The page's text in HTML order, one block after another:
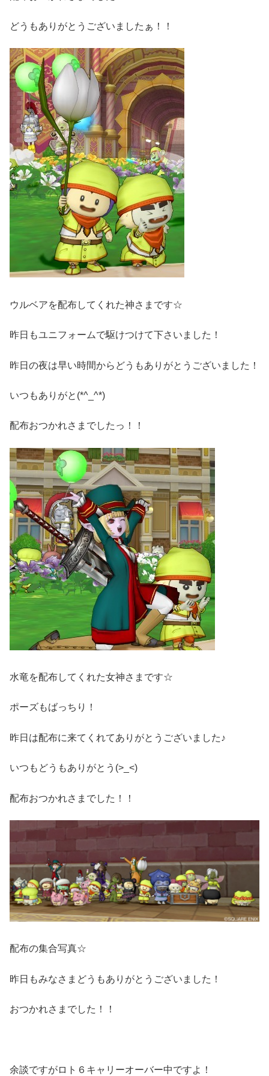
どうもありがとうございましたぁ！！
ウルベアを配布してくれた神さまです☆
昨日もユニフォームで駆けつけて下さいました！
昨日の夜は早い時間からどうもありがとうございました！
いつもありがと(*^_^*)
配布おつかれさまでしたっ！！
水竜を配布してくれた女神さまです☆
ポーズもばっちり！
昨日は配布に来てくれてありがとうございました♪
いつもどうもありがとう(>_<)
配布おつかれさまでした！！
配布の集合写真☆
昨日もみなさまどうもありがとうございました！
おつかれさまでした！！
余談ですがロト６キャリーオーバー中ですよ！